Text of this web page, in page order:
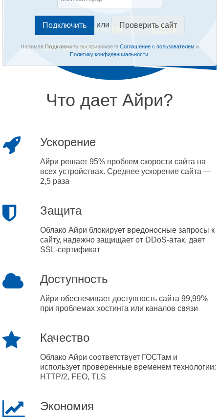
или Проверить сайт
Нажимая Подключитьвы принимаете Соглашение с пользователем и
Политику конфиденциальности.
Что дает Айри?
Ускорение
Айри решает 95% проблем скорости сайта на
всех устройствах. Среднее ускорение сайта —
2,5 раза
Защита
Облако Айри блокирует вредоносные запросы к
сайту, надежно защищает от DDoS-атак, дает
SSL-сертификат
Доступность
Айри обеспечивает доступность сайта 99,99%
при проблемах хостинга или каналов связи
Качество
Облако Айри соответствует ГОСТам и
использует проверенные временем технологии:
HTTP/2, FEO, TLS
Экономия